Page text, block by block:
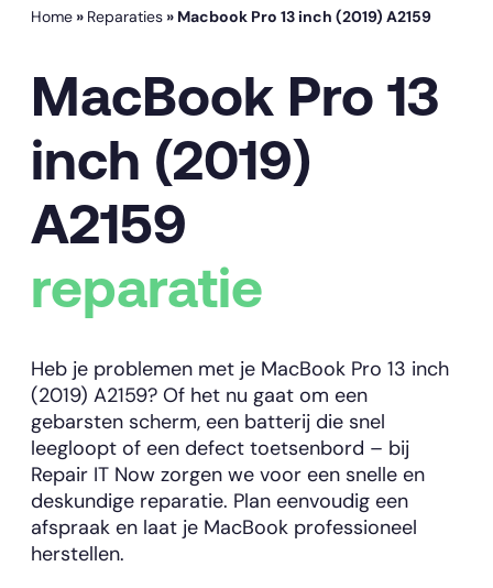
Home » Reparaties » Macbook Pro 13 inch (2019) A2159
MacBook Pro 13
inch (2019)
A2159
reparatie
Heb je problemen met je MacBook Pro 13 inch
(2019) A2159? Of het nu gaat om een
gebarsten scherm, een batterij die snel
leegloopt of een defect toetsenbord – bij
Repair IT Now zorgen we voor een snelle en
deskundige reparatie. Plan eenvoudig een
afspraak en laat je MacBook professioneel
herstellen.